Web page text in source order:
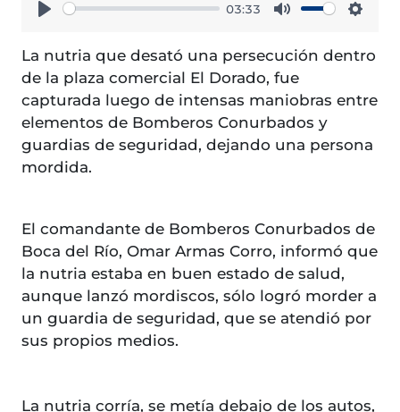
03:33
La nutria que desató una persecución dentro
de la plaza comercial El Dorado, fue
capturada luego de intensas maniobras entre
elementos de Bomberos Conurbados y
guardias de seguridad, dejando una persona
mordida.
El comandante de Bomberos Conurbados de
Boca del Río, Omar Armas Corro, informó que
la nutria estaba en buen estado de salud,
aunque lanzó mordiscos, sólo logró morder a
un guardia de seguridad, que se atendió por
sus propios medios.
La nutria corría, se metía debajo de los autos,